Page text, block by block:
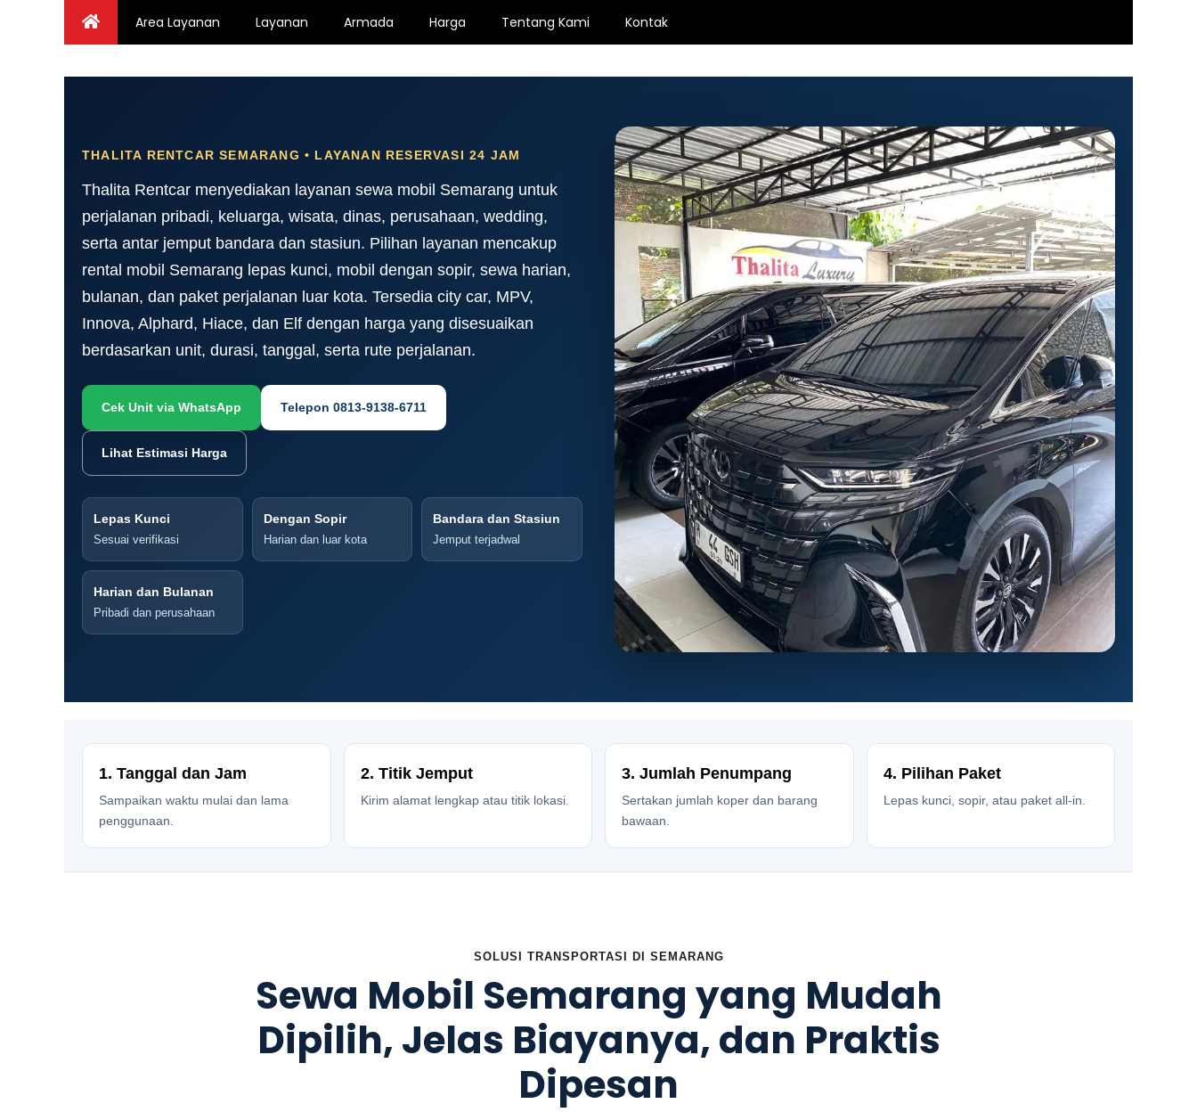
Area Layanan Layanan Armada Harga Tentang Kami Kontak
THALITA RENTCAR SEMARANG • LAYANAN RESERVASI 24 JAM
Thalita Rentcar menyediakan layanan sewa mobil Semarang untuk
perjalanan pribadi, keluarga, wisata, dinas, perusahaan, wedding,
serta antar jemput bandara dan stasiun. Pilihan layanan mencakup
rental mobil Semarang lepas kunci, mobil dengan sopir, sewa harian,
bulanan, dan paket perjalanan luar kota. Tersedia city car, MPV,
Innova, Alphard, Hiace, dan Elf dengan harga yang disesuaikan
berdasarkan unit, durasi, tanggal, serta rute perjalanan.
Cek Unit via WhatsApp Telepon 0813-9138-6711
Lihat Estimasi Harga
Lepas Kunci
Sesuai verifikasi
Dengan Sopir
Harian dan luar kota
Bandara dan Stasiun
Jemput terjadwal
Harian dan Bulanan
Pribadi dan perusahaan
1. Tanggal dan Jam
Sampaikan waktu mulai dan lama
penggunaan.
2. Titik Jemput
Kirim alamat lengkap atau titik lokasi.
3. Jumlah Penumpang
Sertakan jumlah koper dan barang
bawaan.
4. Pilihan Paket
Lepas kunci, sopir, atau paket all-in.
SOLUSI TRANSPORTASI DI SEMARANG
Sewa Mobil Semarang yang Mudah
Dipilih, Jelas Biayanya, dan Praktis
Dipesan